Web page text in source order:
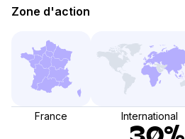
Zone d'action
France International